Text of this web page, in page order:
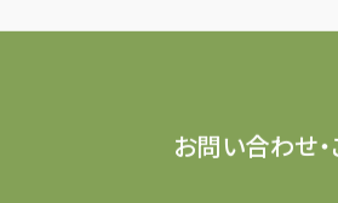
お問い合わせ